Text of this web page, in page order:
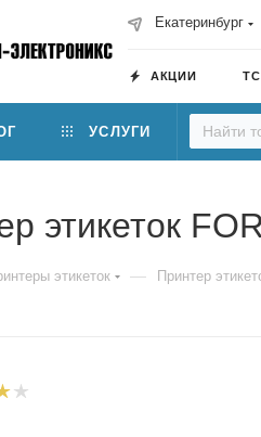
Екатеринбург
АКЦИИ
УСЛУГИ
этикеток
этикеток — Принтер